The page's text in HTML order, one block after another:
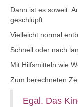
Dann ist es soweit.
geschlüpft.
Vielleicht normal
Schnell oder nach
Mit Hilfsmitteln wie
Zum berechneten
Egal. Das